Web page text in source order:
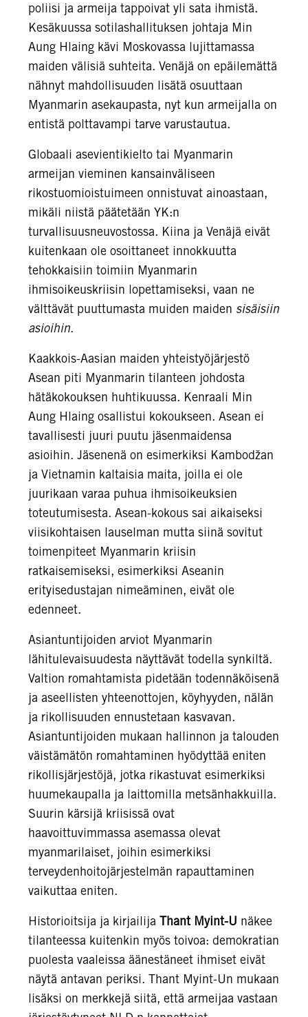
poliisi ja armeija tappoivat yli sata ihmistä.
Kesäkuussa sotilashallituksen johtaja Min
Aung Hlaing kävi Moskovassa lujittamassa
maiden välisiä suhteita. Venäjä on epäilemättä
nähnyt mahdollisuuden lisätä osuuttaan
Myanmarin asekaupasta, nyt kun armeijalla on
entistä polttavampi tarve varustautua.
Globaali asevientikielto tai Myanmarin
armeijan vieminen kansainväliseen
rikostuomioistuimeen onnistuvat ainoastaan,
mikäli niistä päätetään YK:n
turvallisuusneuvostossa. Kiina ja Venäjä eivät
kuitenkaan ole osoittaneet innokkuutta
tehokkaisiin toimiin Myanmarin
ihmisoikeuskriisin lopettamiseksi, vaan ne
välttävät puuttumasta muiden maiden sisäisiin
asioihin.
Kaakkois-Aasian maiden yhteistyöjärjestö
Asean piti Myanmarin tilanteen johdosta
hätäkokouksen huhtikuussa. Kenraali Min
Aung Hlaing osallistui kokoukseen. Asean ei
tavallisesti juuri puutu jäsenmaidensa
asioihin. Jäsenenä on esimerkiksi Kambodžan
ja Vietnamin kaltaisia maita, joilla ei ole
juurikaan varaa puhua ihmisoikeuksien
toteutumisesta. Asean-kokous sai aikaiseksi
viisikohtaisen lauselman mutta siinä sovitut
toimenpiteet Myanmarin kriisin
ratkaisemiseksi, esimerkiksi Aseanin
erityisedustajan nimeäminen, eivät ole
edenneet.
Asiantuntijoiden arviot Myanmarin
lähitulevaisuudesta näyttävät todella synkiltä.
Valtion romahtamista pidetään todennäköisenä
ja aseellisten yhteenottojen, köyhyyden, nälän
ja rikollisuuden ennustetaan kasvavan.
Asiantuntijoiden mukaan hallinnon ja talouden
väistämätön romahtaminen hyödyttää eniten
rikollisjärjestöjä, jotka rikastuvat esimerkiksi
huumekaupalla ja laittomilla metsänhakkuilla.
Suurin kärsijä kriisissä ovat
haavoittuvimmassa asemassa olevat
myanmarilaiset, joihin esimerkiksi
terveydenhoitojärjestelmän rapauttaminen
vaikuttaa eniten.
Historioitsija ja kirjailija Thant Myint-U näkee
tilanteessa kuitenkin myös toivoa: demokratian
puolesta vaaleissa äänestäneet ihmiset eivät
näytä antavan periksi. Thant Myint-Un mukaan
lisäksi on merkkejä siitä, että armeijaa vastaan